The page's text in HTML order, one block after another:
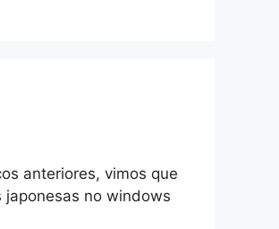
anteriores, vimos que
no windows